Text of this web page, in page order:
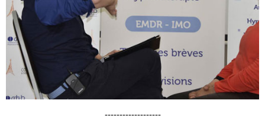
-------------------